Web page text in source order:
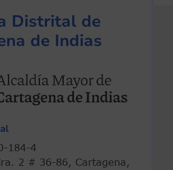
Distrital de
de Indias
184-4
2 # 36-86, Cartagena,